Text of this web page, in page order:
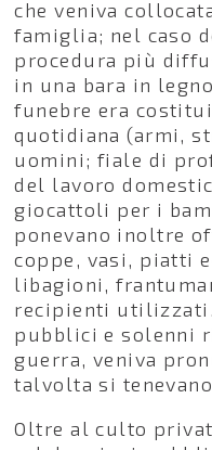
che veniva
famiglia; nel caso
procedura più
in una bara in
funebre era
quotidiana (armi,
uomini; fiale di
del lavoro
giocattoli per i
ponevano inoltre
coppe, vasi, piatti
libagioni,
recipienti
pubblici e solenni
guerra, veniva
talvolta si
Oltre al culto